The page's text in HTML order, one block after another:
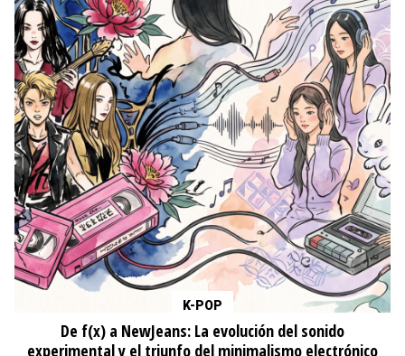
K-POP
De f(x) a NewJeans: La evolución del sonido
experimental y el triunfo del minimalismo electrónico